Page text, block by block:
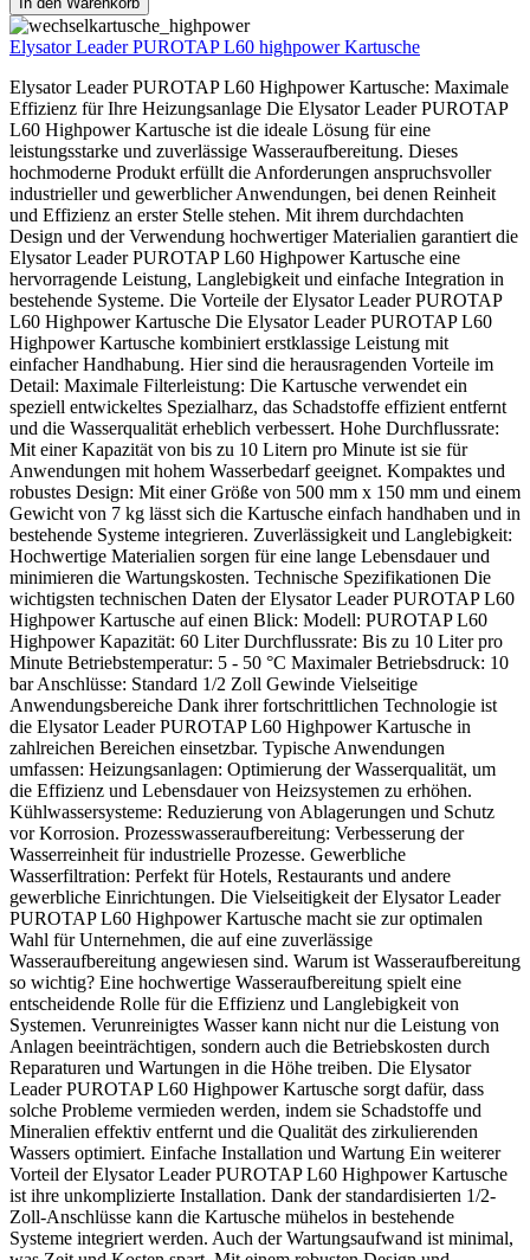
Elysator Leader PUROTAP L60 highpower Kartusche
Elysator Leader PUROTAP L60 Highpower Kartusche: Maximale
Effizienz für Ihre Heizungsanlage Die Elysator Leader PUROTAP
L60 Highpower Kartusche ist die ideale Lösung für eine
leistungsstarke und zuverlässige Wasseraufbereitung. Dieses
hochmoderne Produkt erfüllt die Anforderungen anspruchsvoller
industrieller und gewerblicher Anwendungen, bei denen Reinheit
und Effizienz an erster Stelle stehen. Mit ihrem durchdachten
Design und der Verwendung hochwertiger Materialien garantiert die
Elysator Leader PUROTAP L60 Highpower Kartusche eine
hervorragende Leistung, Langlebigkeit und einfache Integration in
bestehende Systeme. Die Vorteile der Elysator Leader PUROTAP
L60 Highpower Kartusche Die Elysator Leader PUROTAP L60
Highpower Kartusche kombiniert erstklassige Leistung mit
einfacher Handhabung. Hier sind die herausragenden Vorteile im
Detail: Maximale Filterleistung: Die Kartusche verwendet ein
speziell entwickeltes Spezialharz, das Schadstoffe effizient entfernt
und die Wasserqualität erheblich verbessert. Hohe Durchflussrate:
Mit einer Kapazität von bis zu 10 Litern pro Minute ist sie für
Anwendungen mit hohem Wasserbedarf geeignet. Kompaktes und
robustes Design: Mit einer Größe von 500 mm x 150 mm und einem
Gewicht von 7 kg lässt sich die Kartusche einfach handhaben und in
bestehende Systeme integrieren. Zuverlässigkeit und Langlebigkeit:
Hochwertige Materialien sorgen für eine lange Lebensdauer und
minimieren die Wartungskosten. Technische Spezifikationen Die
wichtigsten technischen Daten der Elysator Leader PUROTAP L60
Highpower Kartusche auf einen Blick: Modell: PUROTAP L60
Highpower Kapazität: 60 Liter Durchflussrate: Bis zu 10 Liter pro
Minute Betriebstemperatur: 5 - 50 °C Maximaler Betriebsdruck: 10
bar Anschlüsse: Standard 1/2 Zoll Gewinde Vielseitige
Anwendungsbereiche Dank ihrer fortschrittlichen Technologie ist
die Elysator Leader PUROTAP L60 Highpower Kartusche in
zahlreichen Bereichen einsetzbar. Typische Anwendungen
umfassen: Heizungsanlagen: Optimierung der Wasserqualität, um
die Effizienz und Lebensdauer von Heizsystemen zu erhöhen.
Kühlwassersysteme: Reduzierung von Ablagerungen und Schutz
vor Korrosion. Prozesswasseraufbereitung: Verbesserung der
Wasserreinheit für industrielle Prozesse. Gewerbliche
Wasserfiltration: Perfekt für Hotels, Restaurants und andere
gewerbliche Einrichtungen. Die Vielseitigkeit der Elysator Leader
PUROTAP L60 Highpower Kartusche macht sie zur optimalen
Wahl für Unternehmen, die auf eine zuverlässige
Wasseraufbereitung angewiesen sind. Warum ist Wasseraufbereitung
so wichtig? Eine hochwertige Wasseraufbereitung spielt eine
entscheidende Rolle für die Effizienz und Langlebigkeit von
Systemen. Verunreinigtes Wasser kann nicht nur die Leistung von
Anlagen beeinträchtigen, sondern auch die Betriebskosten durch
Reparaturen und Wartungen in die Höhe treiben. Die Elysator
Leader PUROTAP L60 Highpower Kartusche sorgt dafür, dass
solche Probleme vermieden werden, indem sie Schadstoffe und
Mineralien effektiv entfernt und die Qualität des zirkulierenden
Wassers optimiert. Einfache Installation und Wartung Ein weiterer
Vorteil der Elysator Leader PUROTAP L60 Highpower Kartusche
ist ihre unkomplizierte Installation. Dank der standardisierten 1/2-
Zoll-Anschlüsse kann die Kartusche mühelos in bestehende
Systeme integriert werden. Auch der Wartungsaufwand ist minimal,